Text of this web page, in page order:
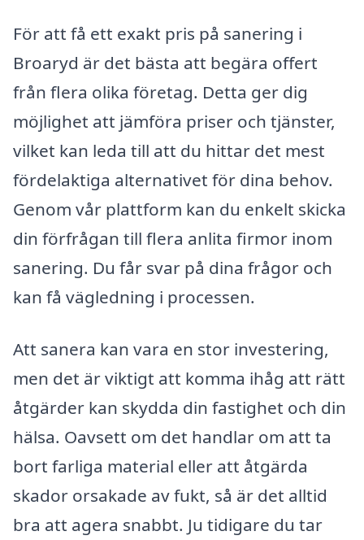
För att få ett exakt pris på sanering i
Broaryd är det bästa att begära offert
från flera olika företag. Detta ger dig
möjlighet att jämföra priser och tjänster,
vilket kan leda till att du hittar det mest
fördelaktiga alternativet för dina behov.
Genom vår plattform kan du enkelt skicka
din förfrågan till flera anlita firmor inom
sanering. Du får svar på dina frågor och
kan få vägledning i processen.
Att sanera kan vara en stor investering,
men det är viktigt att komma ihåg att rätt
åtgärder kan skydda din fastighet och din
hälsa. Oavsett om det handlar om att ta
bort farliga material eller att åtgärda
skador orsakade av fukt, så är det alltid
bra att agera snabbt. Ju tidigare du tar